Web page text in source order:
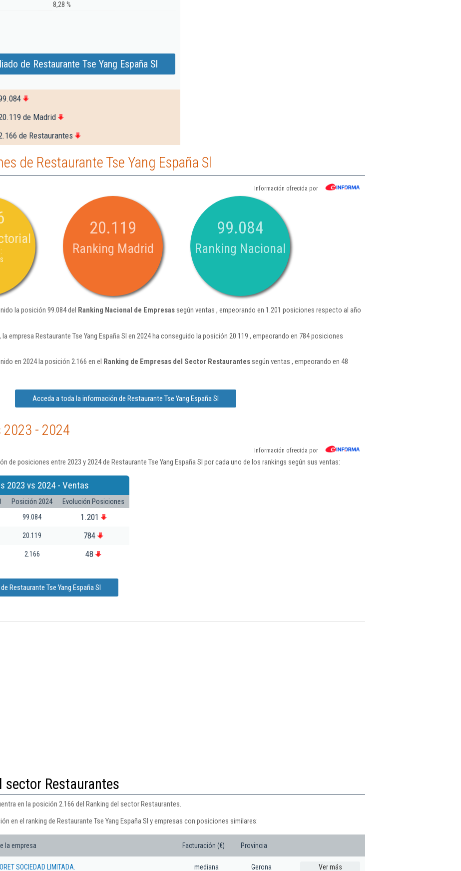
8,28 %
de Restaurante Tse Yang España Sl
de Madrid
de Restaurantes
de Restaurante Tse Yang España Sl
Información ofrecida por
20.119
Ranking Madrid
99.084
Ranking Nacional
la posición 99.084 del Ranking Nacional de Empresassegún ventas , empeorando en 1.201 posiciones respecto al año
empresa Restaurante Tse Yang España Sl en 2024 ha conseguido la posición 20.119 , empeorando en 784 posiciones
en 2024 la posición 2.166 en el Ranking de Empresas del Sector Restaurantessegún ventas , empeorando en 48
Acceda a toda la información de Restaurante Tse Yang España Sl
- 2024
Información ofrecida por
de posiciones entre 2023 y 2024 de Restaurante Tse Yang España Sl por cada uno de los rankings según sus ventas:
2023 vs 2024 - Ventas
Posición 2024
Evolución Posiciones
99.084 1.201
20.119 784
2.166 48
Restaurante Tse Yang España Sl
sector Restaurantes
en la posición 2.166 del Ranking del sector Restaurantes.
en el ranking de Restaurante Tse Yang España Sl y empresas con posiciones similares:
la empresa Facturación (€) Provincia
SOCIEDAD LIMITADA. mediana Gerona Ver más